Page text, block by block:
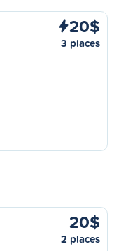
20$
3 places
20$
2 places